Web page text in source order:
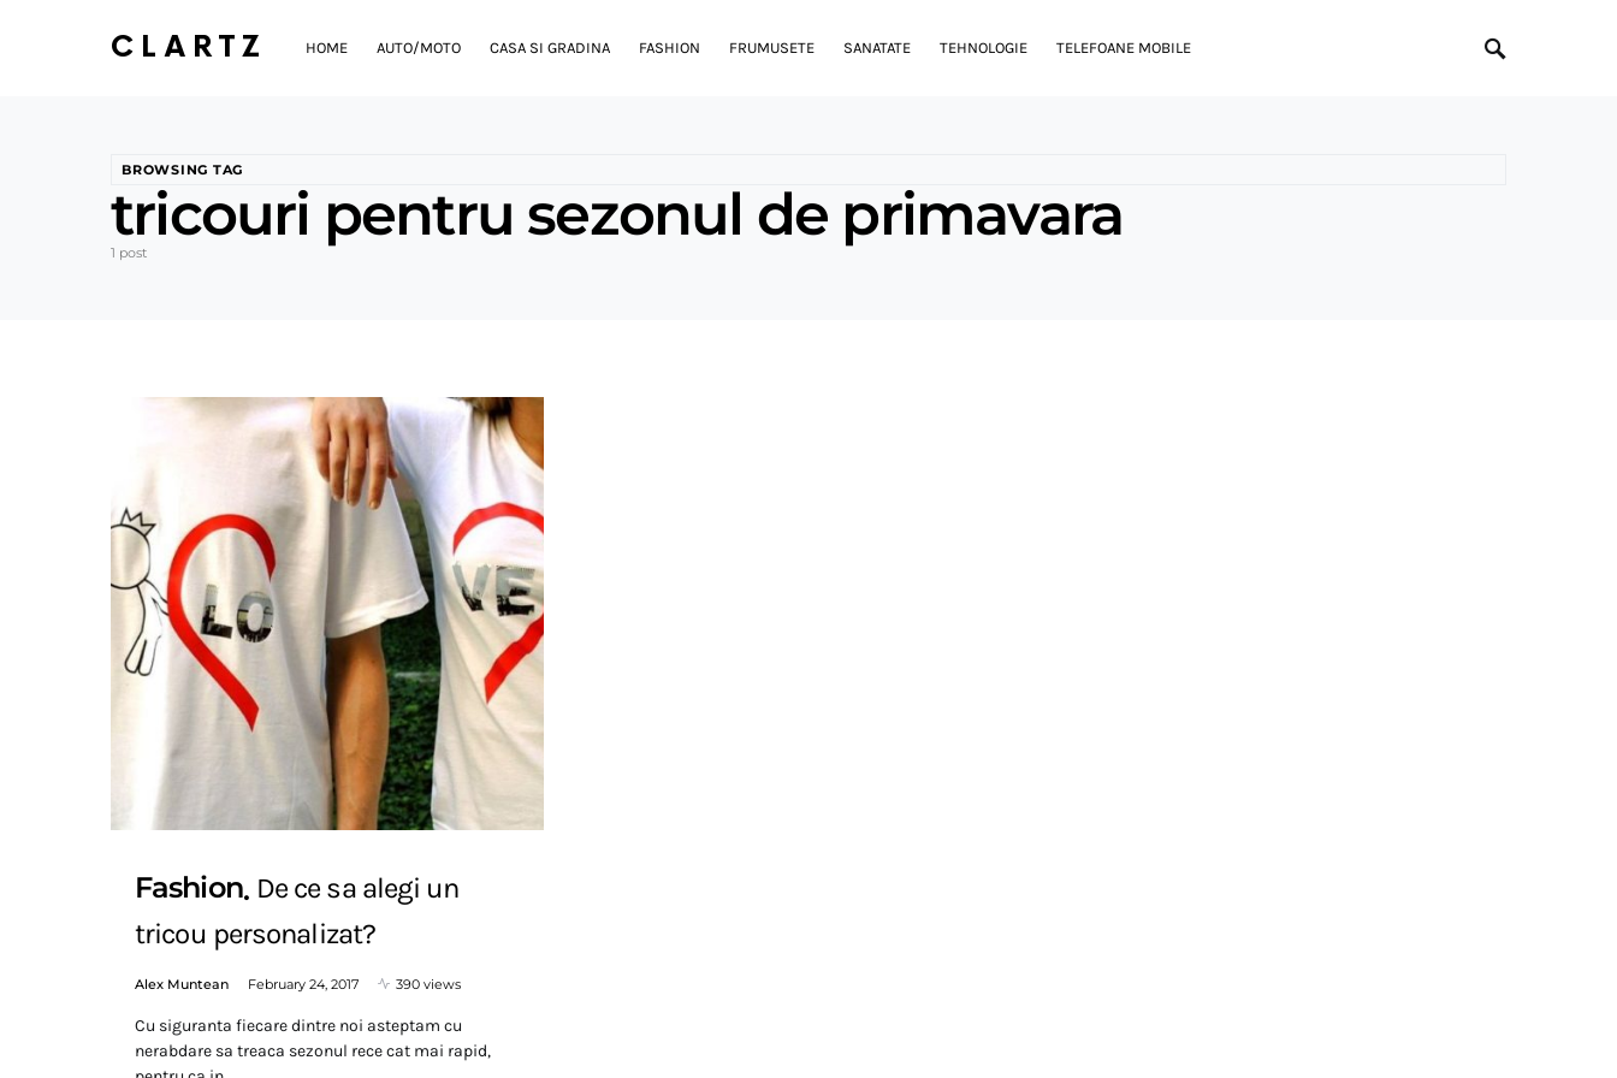
CLARTZ HOME AUTO/MOTO CASA SI GRADINA FASHION FRUMUSETE SANATATE TEHNOLOGIE TELEFOANE MOBILE
BROWSING TAG
tricouri pentru sezonul de primavara
1 post
Fashion De ce sa alegi un
tricou personalizat?
Alex Muntean February 24, 2017 390 views
Cu siguranta fiecare dintre noi asteptam cu
nerabdare sa treaca sezonul rece cat mai rapid,